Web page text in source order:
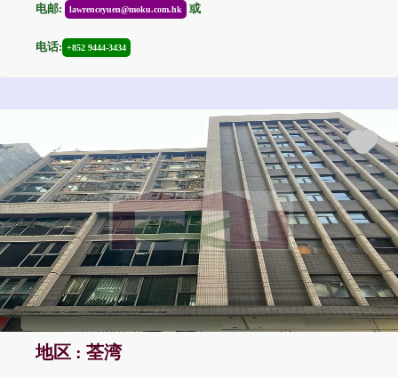
电邮: lawrenceyuen@moku.com.hk 或
电话: +852 9444-3434
地区 : 荃湾